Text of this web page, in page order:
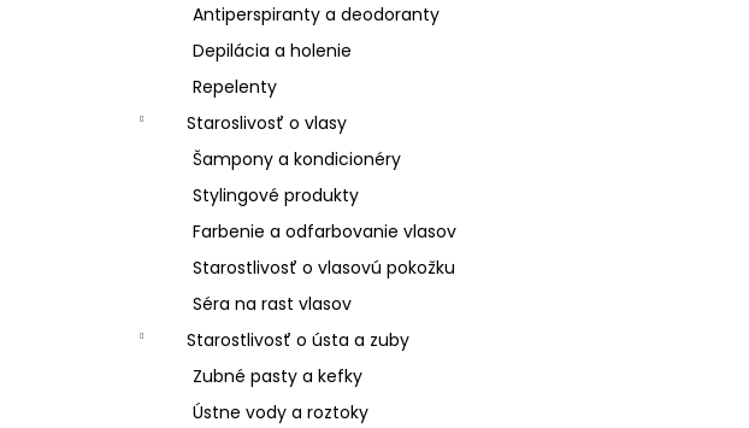
Antiperspiranty a deodoranty
Depilácia a holenie
Repelenty
Staroslivosť o vlasy
Šampony a kondicionéry
Stylingové produkty
Farbenie a odfarbovanie vlasov
Starostlivosť o vlasovú pokožku
Séra na rast vlasov
Starostlivosť o ústa a zuby
Zubné pasty a kefky
Ústne vody a roztoky